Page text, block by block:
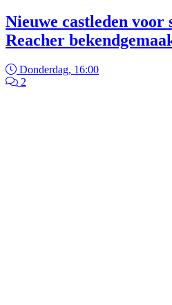
Nieuwe castleden voor
Reacher
Donderdag, 16:00
2